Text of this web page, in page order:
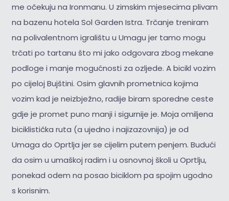
me očekuju na Ironmanu. U zimskim mjesecima plivam
na bazenu hotela Sol Garden Istra. Trčanje treniram
na polivalentnom igralištu u Umagu jer tamo mogu
trčati po tartanu što mi jako odgovara zbog mekane
podloge i manje mogućnosti za ozljede. A bicikl vozim
po cijeloj Bujštini. Osim glavnih prometnica kojima
vozim kad je neizbježno, radije biram sporedne ceste
gdje je promet puno manji i sigurnije je. Moja omiljena
biciklistička ruta (a ujedno i najizazovnija) je od
Umaga do Oprtlja jer se cijelim putem penjem. Budući
da osim u umaškoj radim i u osnovnoj školi u Oprtlju,
ponekad odem na posao biciklom pa spojim ugodno
s korisnim.